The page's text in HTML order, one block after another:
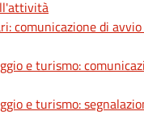
comunicazione di
e turismo:
e turismo: